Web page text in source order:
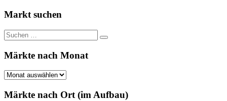
Markt suchen
Suchen
nach:
Suchen
Märkte nach Monat
Märkte
Monat
Märkte nach Ort (im Aufbau)